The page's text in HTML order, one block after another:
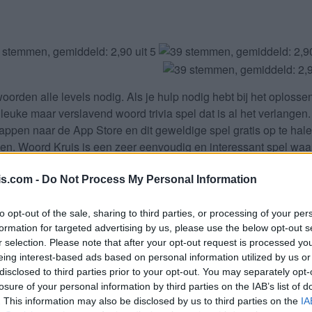
- Do Not Process My Personal Information
opt-out of the sale, sharing to third parties, or processing of your
for targeted advertising by us, please use the below opt-out
selection. Please note that after your opt-out request is processed
interest-based ads based on personal information utilized by us
to third parties prior to your opt-out. You may separately
of your personal information by third parties on the IAB’s list of
This information may also be disclosed by us to third parties on the
alle levels nodig. Als je hulp nodig hebt bij het
maar verslavend woord trivia spel dat is al het
naar de App Store en dit geweldige spel gratis op te
Woord Kruis is een zeer eenvoudig en interessant spel
iPhone, iPad, iPod en/of Android-apparaat en ga nu naar
Word Games als de Woord Kruis game ontwikkelaar
voor de ontwikkelaar dus help het groeien.
letters. Vul alle letters van de